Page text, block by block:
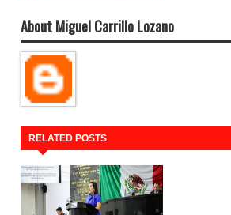
About Miguel Carrillo Lozano
RELATED POSTS